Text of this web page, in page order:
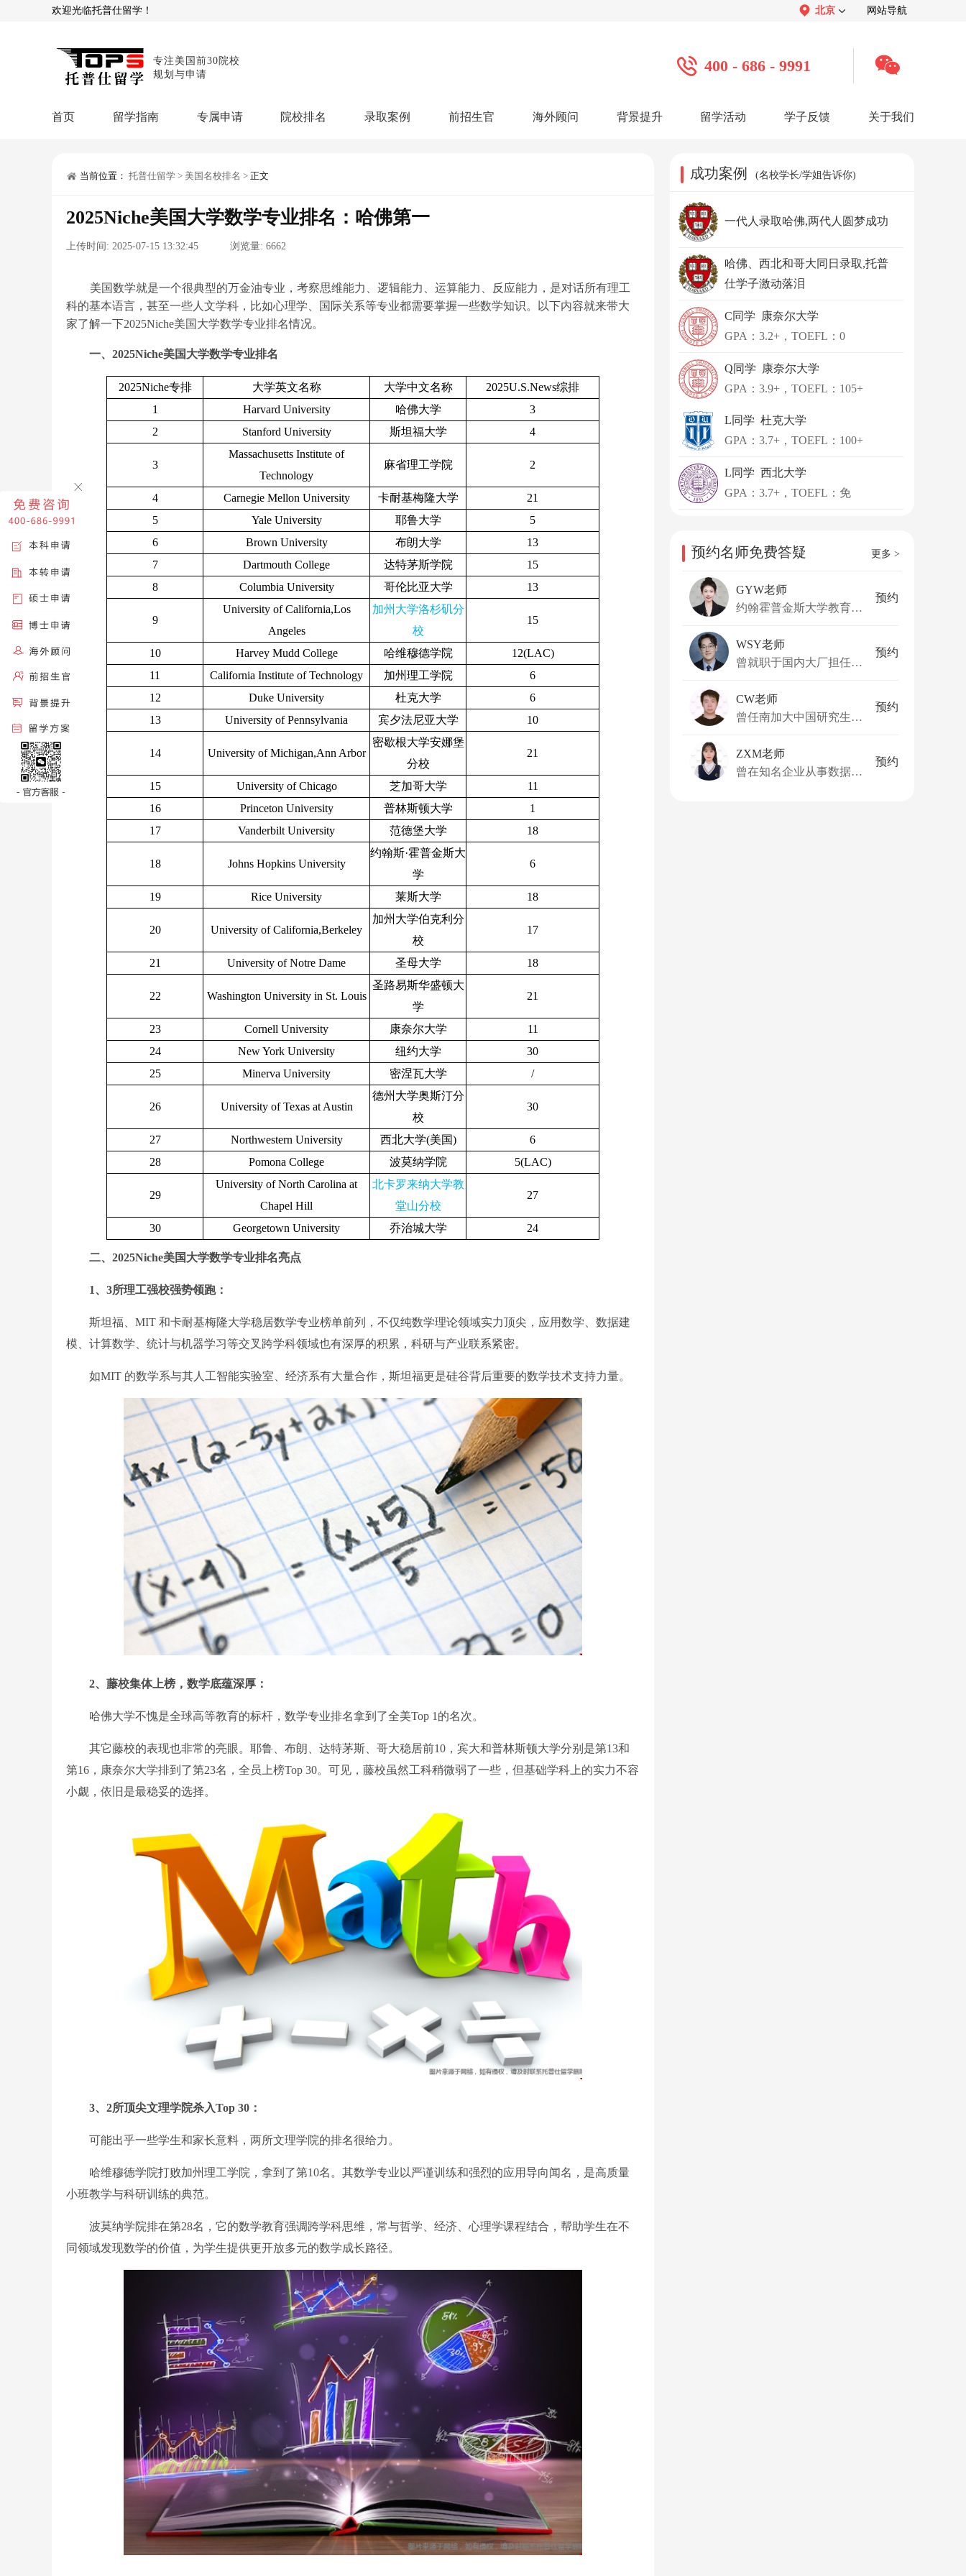
欢迎光临托普仕留学！ 北京 网站导航
专注美国前30院校
规划与申请
400 - 686 - 9991
首页 留学指南
留学攻略
留学资讯 院校资讯
专属申请
本科申请：
博士申请： 博士定制方案
混合申请： 菁英联申计划
留学工具： GPA计算器 留学评估 智能诊断
院校排名 录取案例
名校榜单：
前招生官 海外顾问 背景提升 留学活动 学子反馈
学子心声： 感谢视频 学子访谈
关于我们
品牌介绍： 关于我们 公司活动 媒体报道
当前位置： 托普仕留学 > 美国名校排名 > 正文
2025Niche美国大学数学专业排名：哈佛第一
上传时间: 2025-07-15 13:32:45 浏览量: 6662
美国数学就是一个很典型的万金油专业，考察思维能力、逻辑能力、运算能力、反应能力，是对话所有理工
科的基本语言，甚至一些人文学科，比如心理学、国际关系等专业都需要掌握一些数学知识。以下内容就来带大
家了解一下2025Niche美国大学数学专业排名情况。
一、2025Niche美国大学数学专业排名
2025Niche专排 大学英文名称 大学中文名称
2025U.S.News综排
1
Harvard University 哈佛大学
3
2
Stanford University 斯坦福大学 4
3
Massachusetts Institute of
Technology
麻省理工学院 2
4 Carnegie Mellon University 卡耐基梅隆大学
21
5
Yale University 耶鲁大学
5
6
Brown University 布朗大学
13
7
Dartmouth College 达特茅斯学院
15
8
Columbia University 哥伦比亚大学 13
9
University of California,Los
Angeles
加州大学洛杉矶分
校
15
10 Harvey Mudd College 哈维穆德学院
12(LAC)
11
California Institute of Technology 加州理工学院
6
12
Duke University 杜克大学
6
13
University of Pennsylvania 宾夕法尼亚大学 10
14 University of Michigan,Ann Arbor
密歇根大学安娜堡
分校
21
15 University of Chicago 芝加哥大学
11
16
Princeton University 普林斯顿大学
1
17
Vanderbilt University 范德堡大学 18
18 Johns Hopkins University
约翰斯·霍普金斯大
学
6
19 Rice University 莱斯大学 18
20 University of California,Berkeley
加州大学伯克利分
校
17
21 University of Notre Dame 圣母大学 18
22 Washington University in St. Louis
圣路易斯华盛顿大
学
21
23 Cornell University 康奈尔大学
11
24
New York University 纽约大学
30
25
Minerva University 密涅瓦大学 /
26 University of Texas at Austin
德州大学奥斯汀分
校
30
27 Northwestern University 西北大学(美国)
6
28
Pomona College 波莫纳学院 5(LAC)
29
University of North Carolina at
Chapel Hill
北卡罗来纳大学教
堂山分校
27
30 Georgetown University 乔治城大学 24
二、2025Niche美国大学数学专业排名亮点
1、3所理工强校强势领跑：
斯坦福、MIT 和卡耐基梅隆大学稳居数学专业榜单前列，不仅纯数学理论领域实力顶尖，应用数学、数据建
模、计算数学、统计与机器学习等交叉跨学科领域也有深厚的积累，科研与产业联系紧密。
如MIT 的数学系与其人工智能实验室、经济系有大量合作，斯坦福更是硅谷背后重要的数学技术支持力量。
2、藤校集体上榜，数学底蕴深厚：
哈佛大学不愧是全球高等教育的标杆，数学专业排名拿到了全美Top 1的名次。
其它藤校的表现也非常的亮眼。耶鲁、布朗、达特茅斯、哥大稳居前10，宾大和普林斯顿大学分别是第13和
第16，康奈尔大学排到了第23名，全员上榜Top 30。可见，藤校虽然工科稍微弱了一些，但基础学科上的实力不容
小觑，依旧是最稳妥的选择。
3、2所顶尖文理学院杀入Top 30：
可能出乎一些学生和家长意料，两所文理学院的排名很给力。
哈维穆德学院打败加州理工学院，拿到了第10名。其数学专业以严谨训练和强烈的应用导向闻名，是高质量
小班教学与科研训练的典范。
波莫纳学院排在第28名，它的数学教育强调跨学科思维，常与哲学、经济、心理学课程结合，帮助学生在不
同领域发现数学的价值，为学生提供更开放多元的数学成长路径。
成功案例 (名校学长/学姐告诉你)
一代人录取哈佛,两代人圆梦成功
哈佛、西北和哥大同日录取,托普
仕学子激动落泪
C同学 康奈尔大学
GPA：3.2+，TOEFL：0
Q同学 康奈尔大学
GPA：3.9+，TOEFL：105+
L同学 杜克大学
GPA：3.7+，TOEFL：100+
L同学 西北大学
GPA：3.7+，TOEFL：免
预约名师免费答疑 更多 >
GYW老师
约翰霍普金斯大学教育学硕士
预约
WSY老师
曾就职于国内大厂担任AI工程师
预约
CW老师
曾任南加大中国研究生学生会职业发展部副部长，并任新泽西理工学院科研助理、教学助理
预约
ZXM老师
曾在知名企业从事数据模型工作
预约